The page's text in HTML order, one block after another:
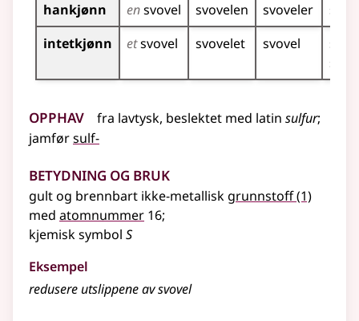
hankjønn
ensvovel svovelen svoveler
intetkjønn
etsvovel svovelet svovel
Opphav fra lavtysk, beslektet med latin sulfur;
jamførsulf-
Betydning og bruk
gult og brennbart ikke-metallisk grunnstoff(1)
med atomnummer 16;
kjemisksymbol S
Eksempel
redusere utslippene av svovel